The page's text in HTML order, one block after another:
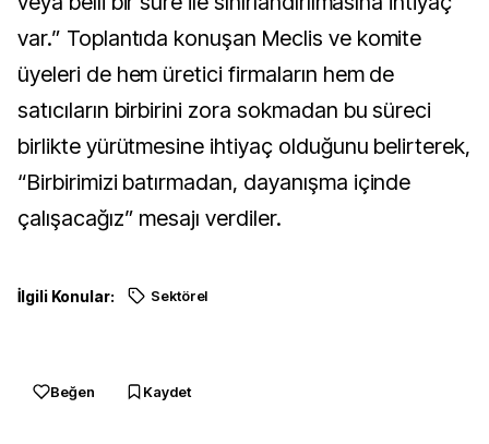
var.” Toplantıda konuşan Meclis ve komite
üyeleri de hem üretici firmaların hem de
satıcıların birbirini zora sokmadan bu süreci
birlikte yürütmesine ihtiyaç olduğunu belirterek,
“Birbirimizi batırmadan, dayanışma içinde
çalışacağız” mesajı verdiler.
İlgili Konular: Sektörel
Beğen Kaydet